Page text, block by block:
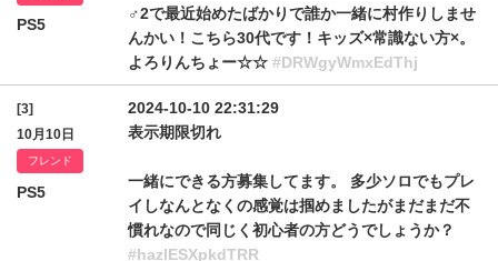
PS5
♂2で最近始めたばかりで誰か一緒に村作りしませ
んかい！こちら30代です！キッズ×常識ない方×。
よろりんちょー☆☆ #DRWgyWmxEdThj
[3]
10月10日
フレンド
PS5
2024-10-10 22:31:29
表示期限切れ
一緒にできる方募集してます。 多少ソロでもプレ
イしなんとなくの感覚は掴めましたがまだまだ不
慣れなので同じく初心者の方どうでしょうか？
#hazlESXpkdTRR